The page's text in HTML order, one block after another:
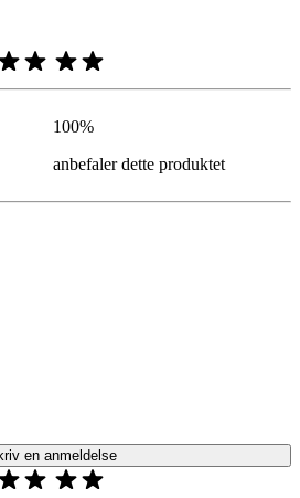
100%
anbefaler dette produktet
en anmeldelse